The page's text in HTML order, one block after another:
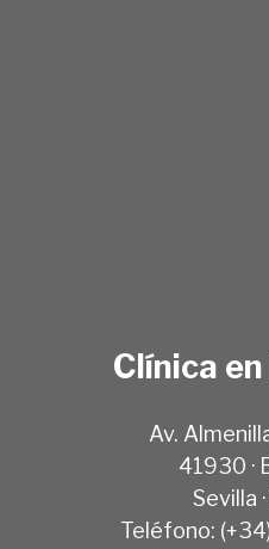
Clínica
Av.
41930 ·
Sevilla
Teléfono: